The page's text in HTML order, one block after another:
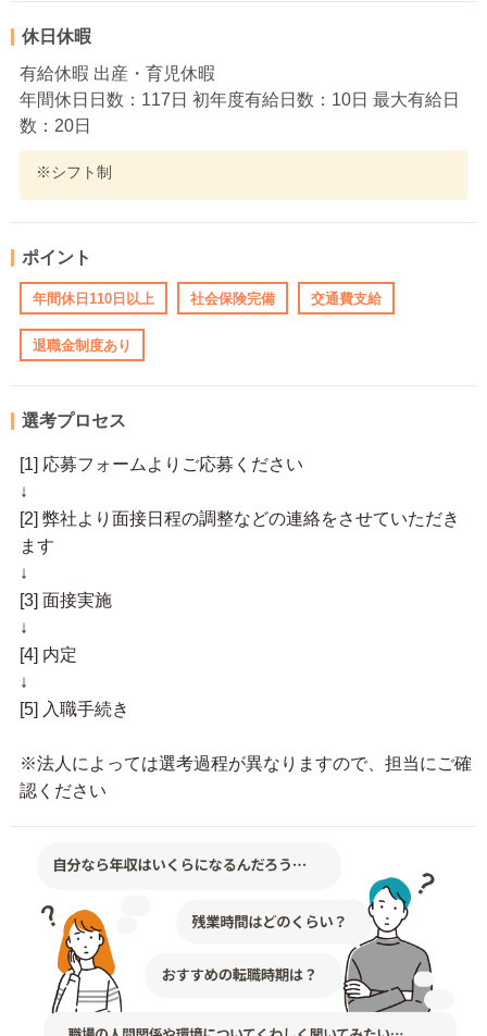
休日休暇
有給休暇 出産・育児休暇
年間休日日数：117日 初年度有給日数：10日 最大有給日
数：20日
※シフト制
ポイント
年間休日110日以上 社会保険完備 交通費支給
退職金制度あり
選考プロセス
[1] 応募フォームよりご応募ください
↓
[2] 弊社より面接日程の調整などの連絡をさせていただき
ます
↓
[3] 面接実施
↓
[4] 内定
↓
[5] 入職手続き
※法人によっては選考過程が異なりますので、担当にご確
認ください